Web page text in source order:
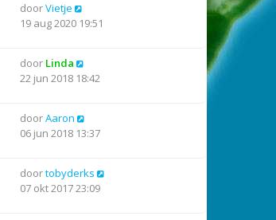
doorVietje
19 aug 2020 19:51
door Linda
22 jun 2018 18:42
doorAaron
06 jun 2018 13:37
doortobyderks
07 okt 2017 23:09